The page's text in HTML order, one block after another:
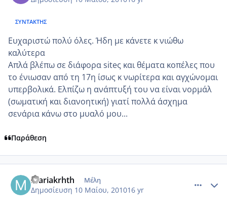
ΣΥΝΤΆΚΤΗΣ
Ευχαριστώ πολύ όλες. Ήδη με κάνετε κ νιώθω
καλύτερα
Απλά βλέπω σε διάφορα siteς και θέματα κοπέλες που
το ένιωσαν από τη 17η ίσως κ νωρίτερα και αγχώνομαι
υπερβολικά. Ελπίζω η ανάπτυξή του να είναι νορμάλ
(σωματική και διανοητική) γιατί πολλά άσχημα
σενάρια κάνω στο μυαλό μου...
Παράθεση
mariakrhth Μέλη
Δημοσίευση 10 Μαίου, 201016 yr